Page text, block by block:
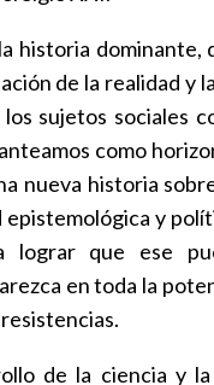
historia dominante,
de la realidad y
los sujetos sociales
como
nueva historia
epistemológica y
lograr que ese
en toda la
de la ciencia y